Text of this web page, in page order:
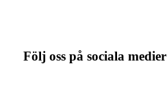
Följ oss på sociala medier